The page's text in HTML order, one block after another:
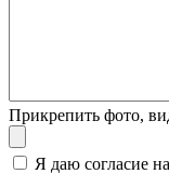
Прикрепить фото,
Я даю согласие на